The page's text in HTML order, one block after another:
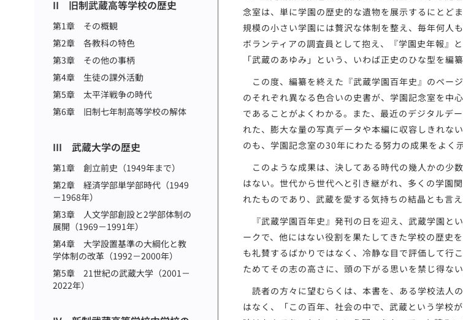
II 旧制武蔵高等学校の歴史
第1章 その概観
第2章 各教科の特色
第3章 その他の事柄
第4章 生徒の課外活動
第5章 太平洋戦争の時代
第6章 旧制七年制高等学校の解体
III 武蔵大学の歴史
第1章 創立前史（1949年まで）
第2章 経済学部単学部時代（1949
－1968年）
第3章 人文学部創設と2学部体制の
展開（1969－1991年）
第4章 大学設置基準の大綱化と教
学体制の改革（1992－2000年）
第5章 21世紀の武蔵大学（2001－
2022年）
念室は、単に学園の歴史的な遺物を展示するにとど
規模の小さい学園には贅沢な体制を整え、毎年何人
ボランティアの調査員として抱え、『学園史年報』
「武蔵のあゆみ」という、いわば正史のひな型を編
この度、編纂を終えた『武蔵学園百年史』のペー
のそれぞれ異なる色合いの史書が、学園記念室を中
であることがよくわかる。また、最近のデジタルデ
れた、膨大な量の写真データや本編に収容しきれな
のも、学園記念室の30年にわたる努力の成果をよく
このような成果は、決してある時代の幾人かの少
はない。世代から世代へと引き継がれ、多くの学園
れたものであり、武蔵を愛する気持ちの結晶とも言え
『武蔵学園百年史』発刊の日を迎え、武蔵学園と
ークで、他にはない役割を果たしてきた学校の歴史
も礼賛するばかりではなく、冷静な目で評価して行
ためてその志の高さに、頭の下がる思いを禁じ得ない
読者の方々に望むらくは、本書を、ある学校法人
はなく、「この百年、社会の中で、武蔵という学校